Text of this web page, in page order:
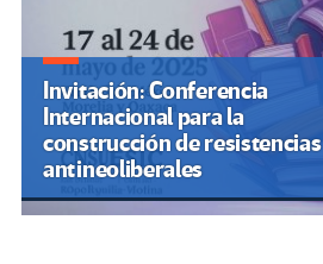
Invitación: Conferencia
Internacional para la
construcción de resistencias
antineoliberales